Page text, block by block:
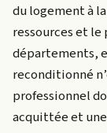
du logement à
ressources et
départements,
reconditionné
professionnel
acquittée et